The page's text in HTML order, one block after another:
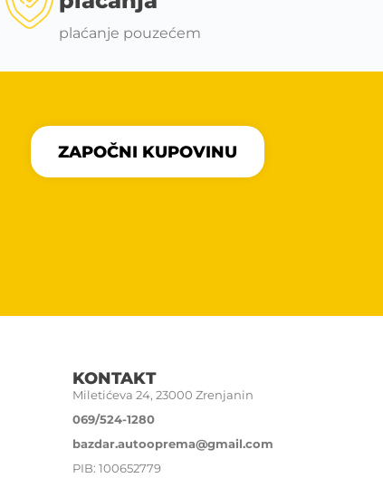
plaćanje pouzećem
ZAPOČNI KUPOVINU
KONTAKT
Miletićeva 24, 23000 Zrenjanin
069/524-1280
bazdar.autooprema@gmail.com
PIB: 100652779